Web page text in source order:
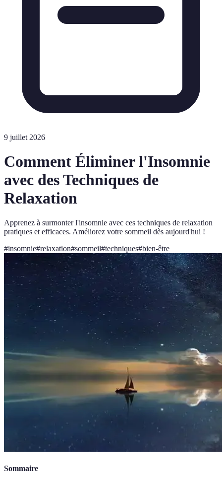
9 juillet 2026
Comment Éliminer l'Insomnie
avec des Techniques de
Relaxation
Apprenez à surmonter l'insomnie avec ces techniques de relaxation
pratiques et efficaces. Améliorez votre sommeil dès aujourd'hui !
#insomnie#relaxation#sommeil#techniques#bien-être
Sommaire